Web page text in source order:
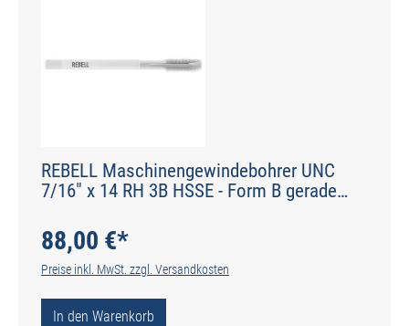
REBELL Maschinengewindebohrer UNC
7/16" x 14 RH 3B HSSE - Form B gerade
88,00 €*
Preise inkl. MwSt. zzgl. Versandkosten
In den Warenkorb